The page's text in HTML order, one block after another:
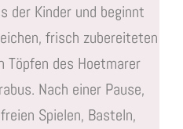
der Kinder und beginnt
frisch zubereiteten
Töpfen des Hoetmarer
Nach einer Pause,
Spielen, Basteln,